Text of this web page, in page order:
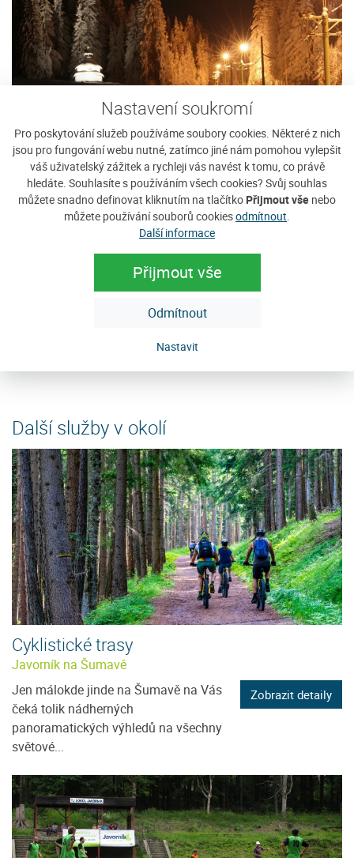
Nastavení soukromí
Pro poskytování služeb používáme soubory cookies. Některé z nich
jsou pro fungování webu nutné, zatímco jiné nám pomohou vylepšit
váš uživatelský zážitek a rychleji vás navést k tomu, co právě
hledáte. Souhlasíte s používáním všech cookies? Svůj souhlas
můžete snadno definovat kliknutím na tlačítko Přijmout vše nebo
můžete používání souborů cookiesodmítnout.
Další informace
Přijmout vše
Odmítnout
Nastavit
Další služby v okolí
Cyklistické trasy
Javorník na Šumavě
Jen málokde jinde na Šumavě na Vás
čeká tolik nádherných
panoramatických výhledů na všechny
světové...
Zobrazit detaily